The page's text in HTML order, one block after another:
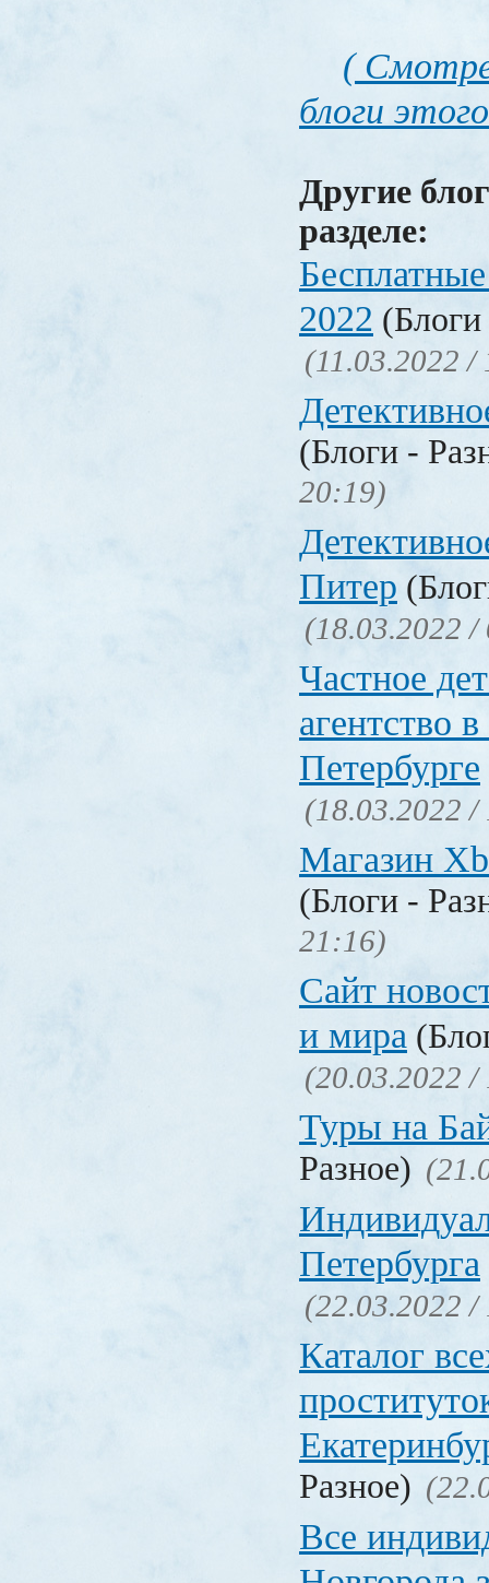
(
блоги
Другие
разделе:
2022
(11.03.2022 /
(Блоги -
20:19)
Питер
(18.03.2022 /
Частное
агентство
Петербурге
(18.03.2022 /
Магазин
(Блоги -
21:16)
Сайт
и мира
(20.03.2022 /
Туры на
Разное)
Петербурга
(22.03.2022 /
Каталог
Разное)
Все